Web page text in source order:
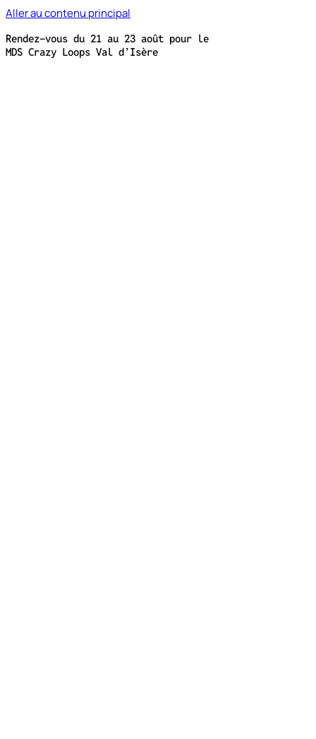
Aller au contenu principal
Rendez-vous du 21 au 23 août pour le
MDS Crazy Loops Val d’Isère